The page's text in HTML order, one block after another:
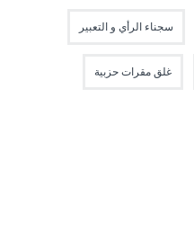
سجناء الرأي و التعبير
غلق مقرات حزبية